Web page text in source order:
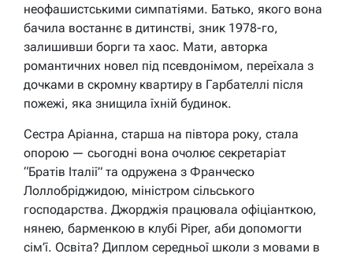
неофашистськими симпатіями. Батько, якого вона
бачила востаннє в дитинстві, зник 1978-го,
залишивши борги та хаос. Мати, авторка
романтичних новел під псевдонімом, переїхала з
дочками в скромну квартиру в Гарбателлі після
пожежі, яка знищила їхній будинок.
Сестра Аріанна, старша на півтора року, стала
опорою — сьогодні вона очолює секретаріат
“Братів Італії” та одружена з Франческо
Лоллобріджидою, міністром сільського
господарства. Джорджія працювала офіціанткою,
нянею, барменкою в клубі Piper, аби допомогти
сім’ї. Освіта? Диплом середньої школи з мовами в